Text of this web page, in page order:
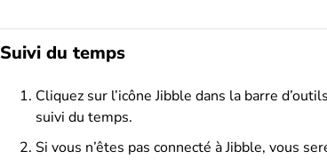
Suivi du temps
Cliquez sur l’icône Jibble dans la barre
suivi du temps.
Si vous n’êtes pas connecté à Jibble, vous